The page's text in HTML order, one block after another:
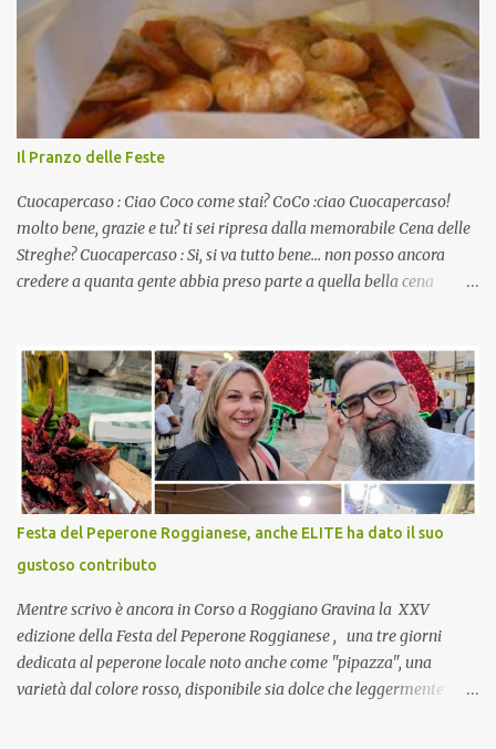
Il Pranzo delle Feste
Cuocapercaso : Ciao Coco come stai? CoCo :ciao Cuocapercaso!
molto bene, grazie e tu? ti sei ripresa dalla memorabile Cena delle
Streghe? Cuocapercaso : Si, si va tutto bene… non posso ancora
credere a quanta gente abbia preso parte a quella bella cena
pranzo, racconta un po'! Perchè io avrò ospiti e cerco degli spunti...
Cuocapercaso : A dire il vero domenica prossima non preparo
nulla perché vado al Pranzo Aziendale di fine anno organizzato dai
mie capi! CoCo : Pranzo aziendale? Una bella idea! Cuocapercaso :
si, è un modo per riunirsi tutti a fine anno e tirare le somme…
naturalmente mangiando tutti insieme, con grande convivialità!
CoCo : è naturale il cibo, come sappiamo bene, funziona spesso da
collante e anche nel lavoro riesce a creare spesso l’ambiente
favorevole per molte belle opportunità, non trovi? Cuocapercaso :
Si, concordo! …addirittura si dice...
Festa del Peperone Roggianese, anche ELITE ha dato il suo
gustoso contributo
Mentre scrivo è ancora in Corso a Roggiano Gravina la XXV
edizione della Festa del Peperone Roggianese , una tre giorni
dedicata al peperone locale noto anche come "pipazza", una
varietà dal colore rosso, disponibile sia dolce che leggermente